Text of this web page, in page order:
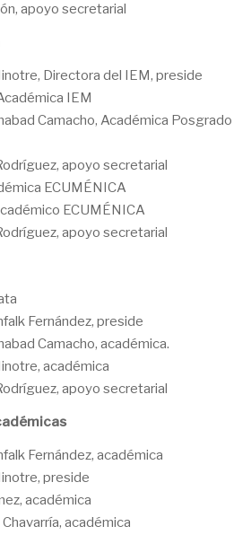
apoyo secretarial
Directora del IEM, preside
IEM
Camacho, Académica Posgrado
apoyo secretarial
ECUMÉNICA
ECUMÉNICA
apoyo secretarial
Fernández, preside
Camacho, académica.
académica
apoyo secretarial
Fernández, académica
preside
académica
académica